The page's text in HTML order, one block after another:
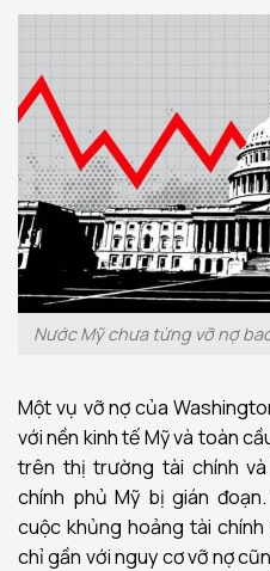
Nước Mỹ chưa từng vỡ nợ
Một vụ vỡ nợ của
với nền kinh tế Mỹ và toàn
trên thị trường tài chính
chính phủ Mỹ bị gián
cuộc khủng hoảng tài chính
chỉ gần với nguy cơ vỡ nợ